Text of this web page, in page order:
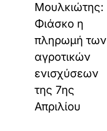
Μουλκιώτης:
Φιάσκο η
πληρωμή των
αγροτικών
ενισχύσεων
της 7ης
Απριλίου